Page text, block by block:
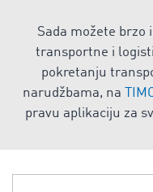
Sada možete brzo
transportne i
pokretanju
narudžbama, na
pravu aplikaciju za